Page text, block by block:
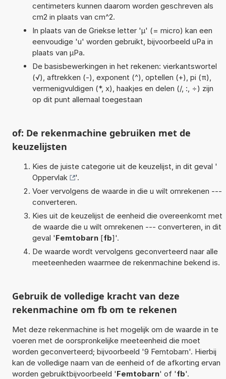
centimeters kunnen daarom worden geschreven als
cm2 in plaats van cm^2.
In plaats van de Griekse letter 'µ' (= micro) kan een
eenvoudige 'u' worden gebruikt, bijvoorbeeld uPa in
plaats van µPa.
De basisbewerkingen in het rekenen: vierkantswortel
(√), aftrekken (-), exponent (^), optellen (+), pi (π),
vermenigvuldigen (*, x), haakjes en delen (/, :, ÷) zijn
op dit punt allemaal toegestaan
of: De rekenmachine gebruiken met de
keuzelijsten
Kies de juiste categorie uit de keuzelijst, in dit geval '
Oppervlak
'.
Voer vervolgens de waarde in die u wilt omrekenen ---
converteren.
Kies uit de keuzelijst de eenheid die overeenkomt met
de waarde die u wilt omrekenen --- converteren, in dit
geval 'Femtobarn[fb]'.
De waarde wordt vervolgens geconverteerd naar alle
meeteenheden waarmee de rekenmachine bekend is.
Gebruik de volledige kracht van deze
rekenmachine om fb om te rekenen
Met deze rekenmachine is het mogelijk om de waarde in te
voeren met de oorspronkelijke meeteenheid die moet
worden geconverteerd; bijvoorbeeld '9 Femtobarn'. Hierbij
kan de volledige naam van de eenheid of de afkorting ervan
worden gebruiktbijvoorbeeld 'Femtobarn' of 'fb'.